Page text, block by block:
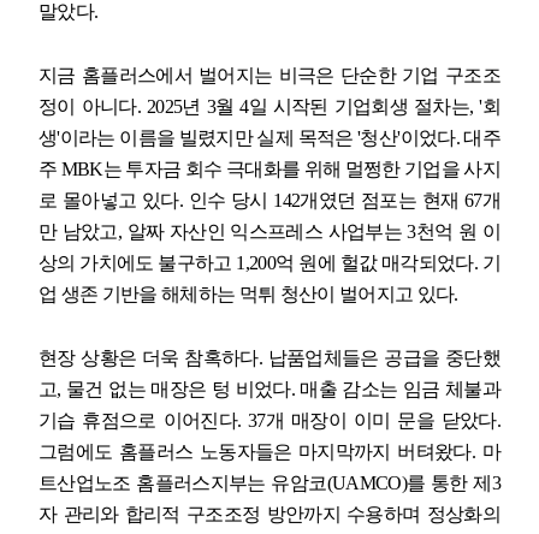
말았다.
지금 홈플러스에서 벌어지는 비극은 단순한 기업 구조조
정이 아니다. 2025년 3월4일 시작된 기업회생 절차는, '회
생'이라는 이름을 빌렸지만 실제 목적은'청산'이었다.대주
주 MBK는 투자금 회수 극대화를 위해 멀쩡한 기업을 사지
로 몰아넣고 있다. 인수 당시 142개였던 점포는 현재67개
만 남았고, 알짜 자산인 익스프레스 사업부는3천억 원 이
상의 가치에도 불구하고 1,200억 원에 헐값 매각되었다. 기
업 생존 기반을 해체하는 먹튀 청산이 벌어지고 있다.
현장 상황은 더욱 참혹하다. 납품업체들은 공급을 중단했
고, 물건 없는 매장은 텅 비었다. 매출 감소는 임금 체불과
기습 휴점으로 이어진다. 37개 매장이 이미 문을 닫았다.
그럼에도 홈플러스 노동자들은 마지막까지 버텨왔다. 마
트산업노조 홈플러스지부는 유암코(UAMCO)를 통한 제 3
자 관리와 합리적 구조조정 방안까지 수용하며 정상화의